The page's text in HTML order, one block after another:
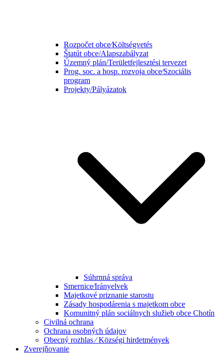
Rozpočet obce⁄Költségvetés
Štatút obce/Alapszabályzat
Územný plán/Területfejlesztési tervezet
Prog. soc. a hosp. rozvoja obce⁄Szociális
program
Projekty/Pályázatok
Súhrnná správa
Smernice⁄Irányelvek
Majetkové priznanie starostu
Zásady hospodárenia s majetkom obce
Komunitný plán sociálnych služieb obce Chotín
Civilná ochrana
Ochrana osobných údajov
Obecný rozhlas ⁄ Községi hirdetmények
Zverejňovanie